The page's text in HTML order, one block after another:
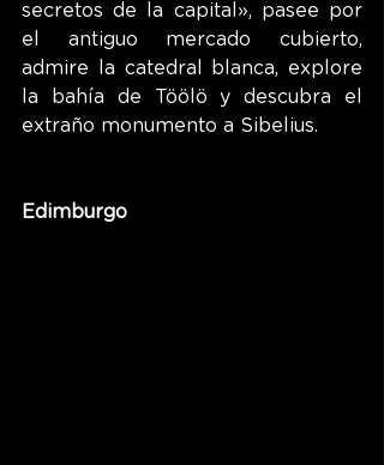
secretos de la capital», pasee por
el antiguo mercado cubierto,
admire la catedral blanca, explore
la bahía de Töölö y descubra el
extraño monumento a Sibelius.
Edimburgo